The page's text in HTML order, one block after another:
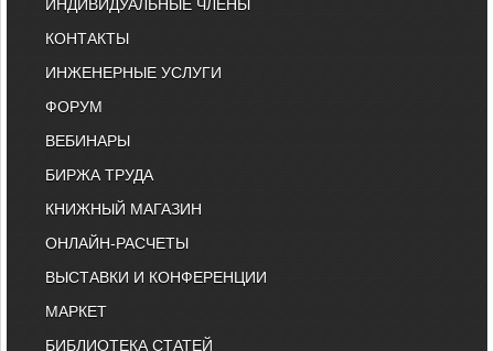
ИНДИВИДУАЛЬНЫЕ ЧЛЕНЫ
КОНТАКТЫ
ИНЖЕНЕРНЫЕ УСЛУГИ
ФОРУМ
ВЕБИНАРЫ
БИРЖА ТРУДА
КНИЖНЫЙ МАГАЗИН
ОНЛАЙН-РАСЧЕТЫ
ВЫСТАВКИ И КОНФЕРЕНЦИИ
МАРКЕТ
БИБЛИОТЕКА СТАТЕЙ